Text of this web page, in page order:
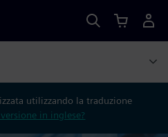
utilizzando la traduzione
in inglese?